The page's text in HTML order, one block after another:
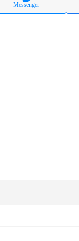
Messenger